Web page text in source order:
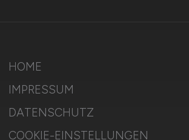
HOME
IMPRESSUM
DATENSCHUTZ
COOKIE-EINSTELLUNGEN